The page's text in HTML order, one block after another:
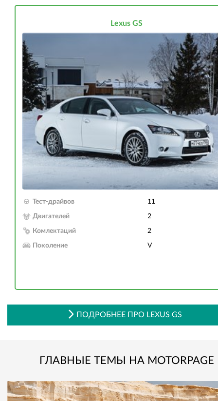
Lexus GS
Тест-драйвов 11
Двигателей 2
Комлектаций 2
Поколение V
ПОДРОБНЕЕ ПРО LEXUS GS
ГЛАВНЫЕ ТЕМЫ НА MOTORPAGE